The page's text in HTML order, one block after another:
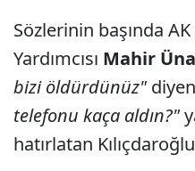
Sözlerinin başında
Yardımcısı Mahir
bizi öldürdünüz"
telefonu kaça aldın?"
hatırlatan